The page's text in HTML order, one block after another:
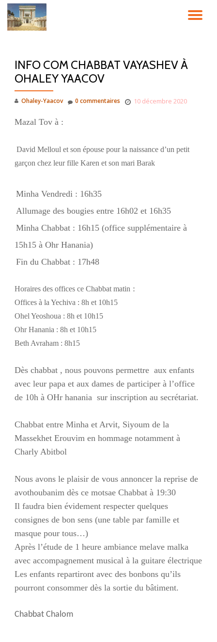
Aller
INFO COM CHABBAT VAYASHEV À
OHALEY YAACOV
Ohaley-Yaacov 10 décembre 2020
0 commentaires
Mazal Tov à :
David Melloul et son épouse pour la naissance d’un petit
garçon chez leur fille Karen et son mari Barak
Minha Vendredi : 16h35
Allumage des bougies entre 16h02 et 16h35
Minha Chabbat : 16h15 (office supplémentaire à
15h15 à Ohr Hanania)
Fin du Chabbat : 17h48
Horaires des offices ce Chabbat matin :
Offices à la Yechiva : 8h et 10h15
Ohel Yeoshoua : 8h et 10h15
Ohr Hanania : 8h et 10h15
Beth Avraham : 8h15
Dès chabbat , nous pouvons permettre aux enfants
avec leur papa et aux dames de participer à l’office
de 10h à OHr hanania sur inscription au secrétariat.
Chabbat entre Minha et Arvit, Siyoum de la
Massekhet Erouvim en hommage notamment à
Charly Abitbol
Nous avons le plaisir de vous annoncer la reprise de
avothoubanim dès ce motsae Chabbat à 19:30
Il faudra bien évidement respecter quelques
consignes de bon sens (une table par famille et
masque pour tous…)
Après l’étude de 1 heure ambiance melave malka
avec accompagnement musical à la guitare électrique
Les enfants repartiront avec des bonbons qu’ils
pourront consommer dès la sortie du bâtiment.
Chabbat Chalom